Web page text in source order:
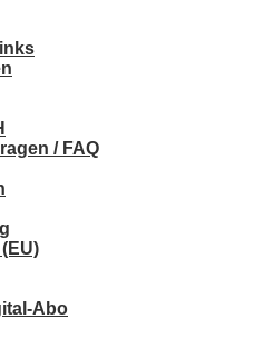
/ FAQ
Abo